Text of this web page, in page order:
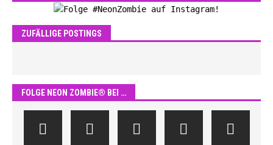
ZUFÄLLIGE POSTINGS
FOLGE NEON ZOMBIE® BEI …